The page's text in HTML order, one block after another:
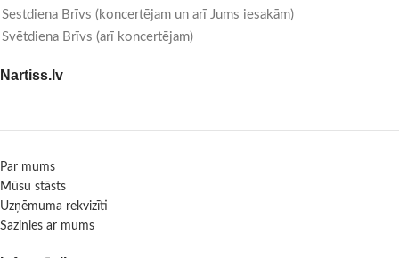
Sestdiena Brīvs (koncertējam un arī Jums iesakām)
Svētdiena Brīvs (arī koncertējam)
Nartiss.lv
Par mums
Mūsu stāsts
Uzņēmuma rekvizīti
Sazinies ar mums